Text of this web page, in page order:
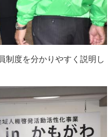
制度を分かりやすく説明し